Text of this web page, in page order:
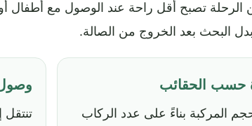
الرحلة تصبح أقل راحة عند الوصول مع أطفال
البحث بعد الخروج من الصالة.
حسب الحقائب
المركبة بناءً على عدد الركاب